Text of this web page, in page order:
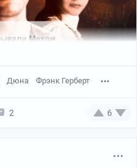
Дюна Фрэнк Герберт
2 6